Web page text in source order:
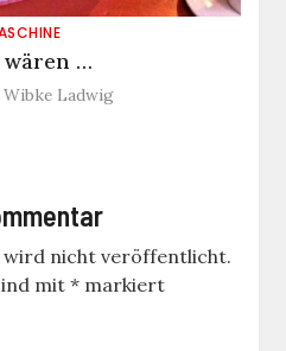
…
Wibke Ladwig
wird nicht veröffentlicht.
mit* markiert